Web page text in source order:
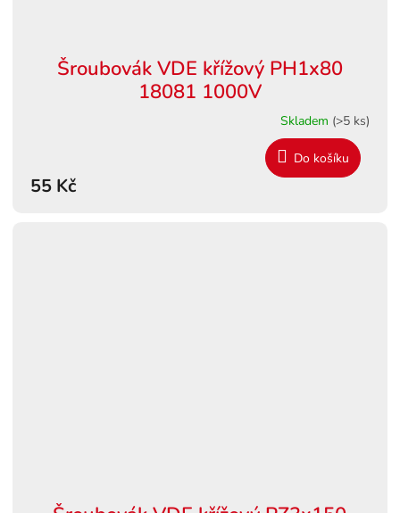
Šroubovák VDE křížový PH1x80
18081 1000V
Skladem (>5 ks)
55 Kč
Do košíku